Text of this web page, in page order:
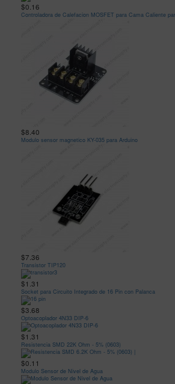
$0.16
Controladora de Calefacion MOSFET para Cama Caliente
$8.40
Modulo sensor magnetico KY-035 para Arduino
$7.36
Transistor TIP120
$1.31
Socket para Circuito Integrado de 16 Pin con Palanca
$3.68
Optoacoplador 4N33 DIP-6
$1.31
Resistencia SMD 22K Ohm - 5% (0603)
$0.11
Modulo Sensor de Nivel de Agua